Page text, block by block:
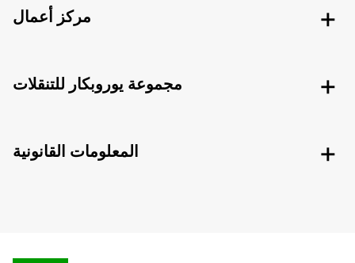
مركز أعمال
مجموعة يوروبكار للتنقلات
المعلومات القانونية